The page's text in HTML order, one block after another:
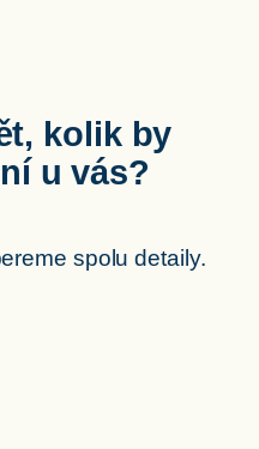
kolik by
u vás?
spolu detaily.